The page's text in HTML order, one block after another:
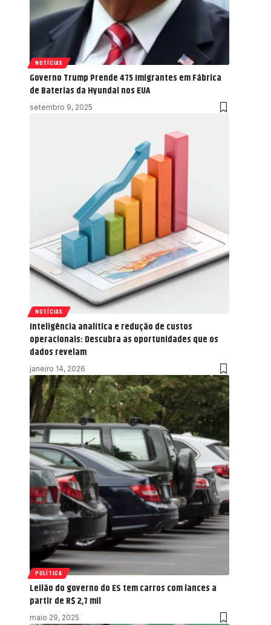
NOTÍCIAS
Governo Trump Prende 475 Imigrantes em Fábrica
de Baterias da Hyundai nos EUA
setembro 9, 2025
NOTÍCIAS
Inteligência analítica e redução de custos
operacionais: Descubra as oportunidades que os
dados revelam
janeiro 14, 2026
POLÍTICA
Leilão do governo do ES tem carros com lances a
partir de R$ 2,7 mil
maio 29, 2025